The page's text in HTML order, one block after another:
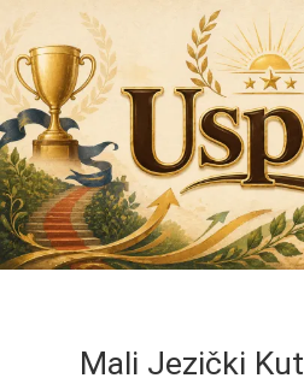
Mali Jezički